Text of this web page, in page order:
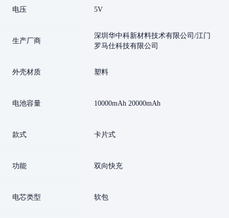
电压 5V
生产厂商
深圳华中科新材料技术有限公司/江门
罗马仕科技有限公司
外壳材质 塑料
电池容量 10000mAh 20000mAh
款式 卡片式
功能 双向快充
电芯类型 软包